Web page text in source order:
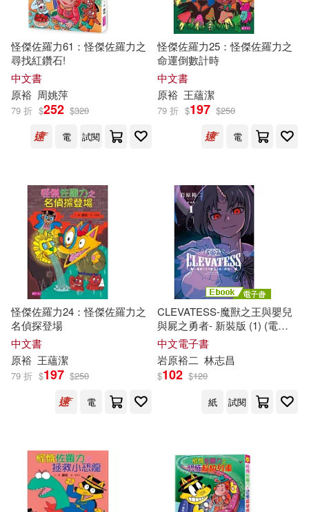
怪傑佐羅力61：怪傑佐羅力之
尋找紅鑽石!
中文書
原裕 周姚萍
79 折 $252 $320
電
試閱
怪傑佐羅力25：怪傑佐羅力之
命運倒數計時
中文書
原裕 王蘊潔
79 折 $197 $250
電
怪傑佐羅力24：怪傑佐羅力之
名偵探登場
中文書
原裕 王蘊潔
79 折 $197 $250
電
CLEVATESS-魔獸之王與嬰兒
與屍之勇者- 新裝版 (1) (電子
書)
中文電子書
岩原裕二 林志昌
$102 $120
紙
試閱